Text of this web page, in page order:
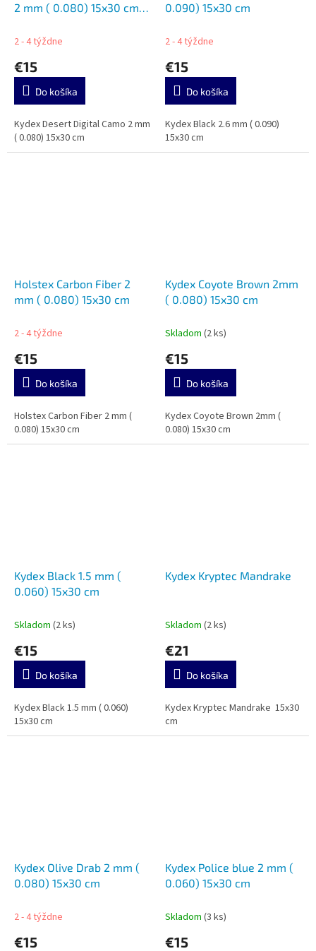
2 mm ( 0.080) 15x30 cm
2 - 4 týždne
€15
Do košíka
Kydex Desert Digital Camo 2 mm
( 0.080) 15x30 cm
0.090) 15x30 cm
2 - 4 týždne
€15
Do košíka
Kydex Black 2.6 mm ( 0.090)
15x30 cm
Holstex Carbon Fiber 2
mm ( 0.080) 15x30 cm
2 - 4 týždne
€15
Do košíka
Holstex Carbon Fiber 2 mm (
0.080) 15x30 cm
Kydex Coyote Brown 2mm
( 0.080) 15x30 cm
Skladom (2 ks)
€15
Do košíka
Kydex Coyote Brown 2mm (
0.080) 15x30 cm
Kydex Black 1.5 mm (
0.060) 15x30 cm
Skladom (2 ks)
€15
Do košíka
Kydex Black 1.5 mm ( 0.060)
15x30 cm
Kydex Kryptec Mandrake
Skladom (2 ks)
€21
Do košíka
Kydex Kryptec Mandrake 15x30
cm
Kydex Olive Drab 2 mm (
0.080) 15x30 cm
2 - 4 týždne
€15
Kydex Police blue 2 mm (
0.060) 15x30 cm
Skladom (3 ks)
€15